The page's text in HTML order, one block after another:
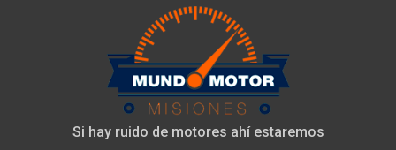
Si hay ruido de motores ahí estaremos